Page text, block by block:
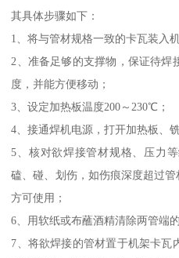
其具体步骤如下：
1、将与管材规格一致的卡瓦装入机
2、准备足够的支撑物，保证待焊
度，并能方便移动；
3、设定加热板温度200～230℃；
4、接通焊机电源，打开加热板、
5、核对欲焊接管材规格、压力
磕、碰、划伤，如伤痕深度超过
方可使用；
6、用软纸或布蘸酒精清除两管端
7、将欲焊接的管材置于机架卡瓦